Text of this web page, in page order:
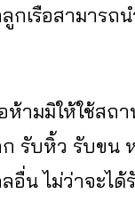
กเรือสามารถ
ามมิให้ใช้สถ
ก รับหิ้ว รับขน
อื่น ไม่ว่าจะไ